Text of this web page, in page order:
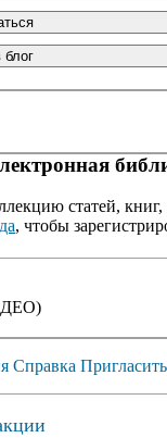
блог
статей,
, чтобы
Справка